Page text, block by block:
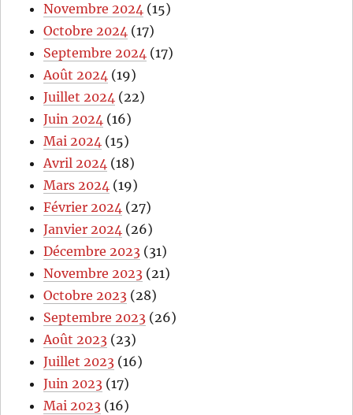
Novembre 2024 (15)
Octobre 2024 (17)
Septembre 2024 (17)
Août 2024 (19)
Juillet 2024 (22)
Juin 2024 (16)
Mai 2024 (15)
Avril 2024 (18)
Mars 2024 (19)
Février 2024 (27)
Janvier 2024 (26)
Décembre 2023 (31)
Novembre 2023 (21)
Octobre 2023 (28)
Septembre 2023 (26)
Août 2023 (23)
Juillet 2023 (16)
Juin 2023 (17)
Mai 2023 (16)